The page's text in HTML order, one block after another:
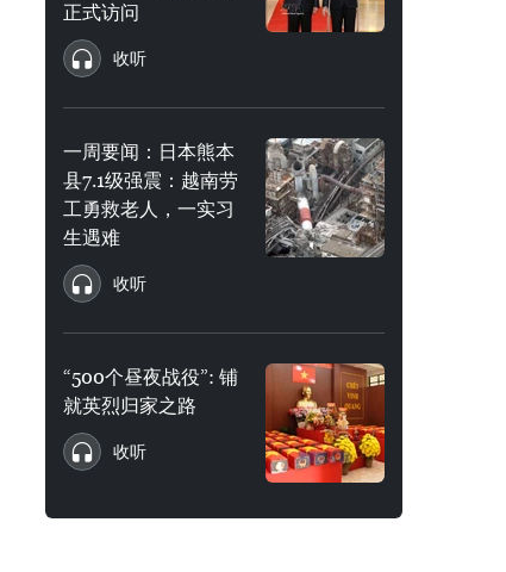
正式访问
收听
一周要闻：日本熊本
县7.1级强震：越南劳
工勇救老人，一实习
生遇难
收听
“500个昼夜战役”: 铺
就英烈归家之路
收听